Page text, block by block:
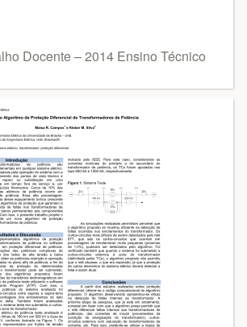
Docente – 2014 Ensino Técnico